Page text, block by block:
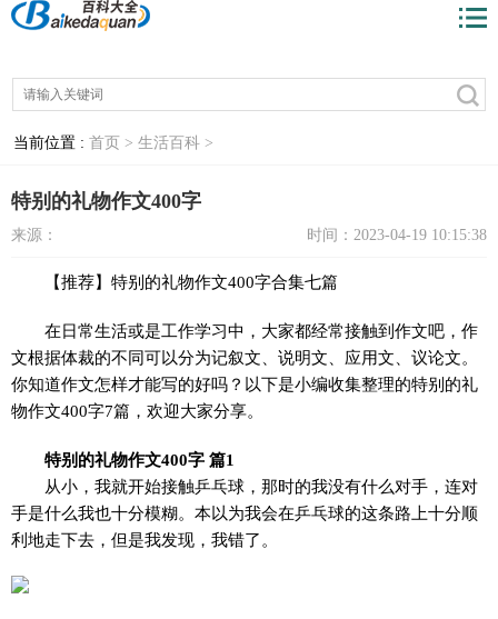
当前位置 : 首页 > 生活百科 >
特别的礼物作文400字
来源： 时间：2023-04-19 10:15:38
【推荐】特别的礼物作文400字合集七篇
在日常生活或是工作学习中，大家都经常接触到作文吧，作
文根据体裁的不同可以分为记叙文、说明文、应用文、议论文。
你知道作文怎样才能写的好吗？以下是小编收集整理的特别的礼
物作文400字7篇，欢迎大家分享。
特别的礼物作文400字 篇1
从小，我就开始接触乒乓球，那时的我没有什么对手，连对
手是什么我也十分模糊。本以为我会在乒乓球的这条路上十分顺
利地走下去，但是我发现，我错了。